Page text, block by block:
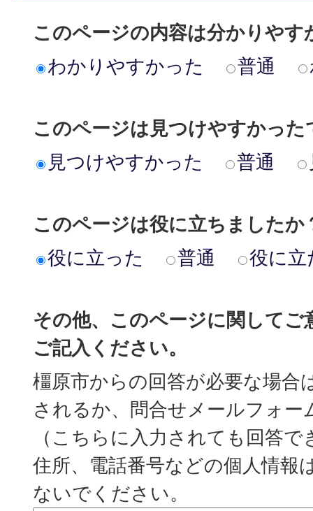
このページの内容は分かりやす
わかりやすかった
普通
このページは見つけやすかった
見つけやすかった
普通
このページは役に立ちましたか
役に立った
普通 役に立
その他、このページに関してご
ご記入ください。
橿原市からの回答が必要な場合
されるか、問合せメールフォー
（こちらに入力されても回答
住所、電話番号などの個人情報
ないでください。